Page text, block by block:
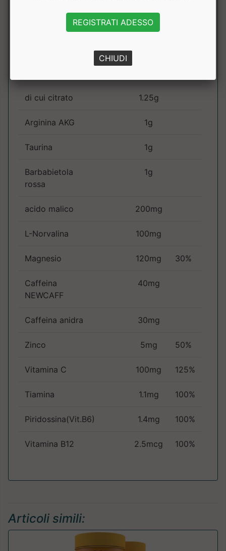
Beta Alanina 2g
di cui citrato 1.25g
Arginina AKG 1g
Taurina 1g
Barbabietola
rossa
1g
acido malico 200mg
L-Norvalina 100mg
Magnesio 120mg 30%
Caffeina
NEWCAFF
40mg
Caffeina anidra 30mg
Zinco 5mg 50%
Vitamina C 100mg 125%
Tiamina 1.1mg 100%
Piridossina(Vit.B6) 1.4mg 100%
Vitamina B12 2.5mcg 100%
Articoli simili:
REGISTRATI ADESSO
CHIUDI